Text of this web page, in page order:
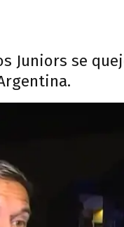
Juniors se